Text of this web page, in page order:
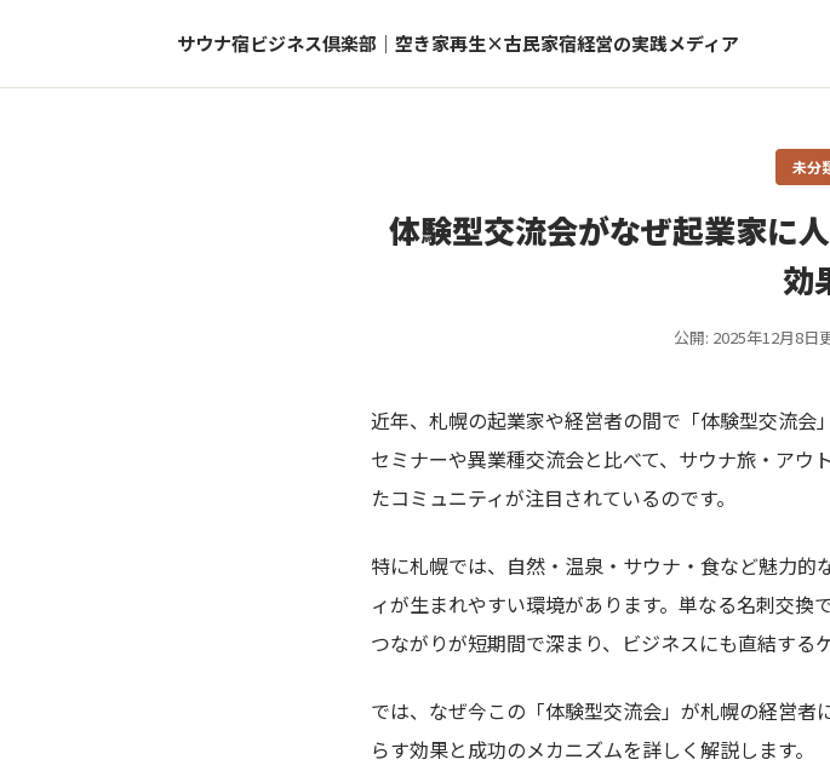
サウナ宿ビジネス倶楽部｜空き家再生×古民家宿経営の実践メディア
未分
体験型交流会がなぜ起業家に
効
公開: 2025年12月8日
近年、札幌の起業家や経営者の間で「体験型交流
セミナーや異業種交流会と比べて、サウナ旅・アウ
たコミュニティが注目されているのです。
特に札幌では、自然・温泉・サウナ・食など魅力
ィが生まれやすい環境があります。単なる名刺交換
つながりが短期間で深まり、ビジネスにも直結する
では、なぜ今この「体験型交流会」が札幌の経営
らす効果と成功のメカニズムを詳しく解説します。